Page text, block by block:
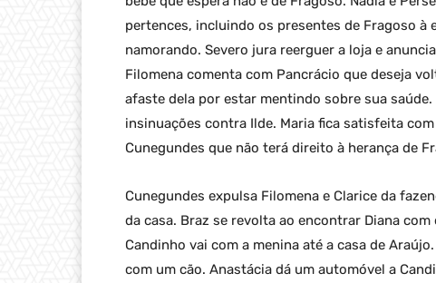
pertences, incluindo os presentes de Fragoso à
namorando. Severo jura reerguer a loja e
Filomena comenta com Pancrácio que deseja
afaste dela por estar mentindo sobre sua
insinuações contra Ilde. Maria fica satisfeita
Cunegundes que não terá direito à herança de
Cunegundes expulsa Filomena e Clarice da
da casa. Braz se revolta ao encontrar Diana
Candinho vai com a menina até a casa de
com um cão. Anastácia dá um automóvel a